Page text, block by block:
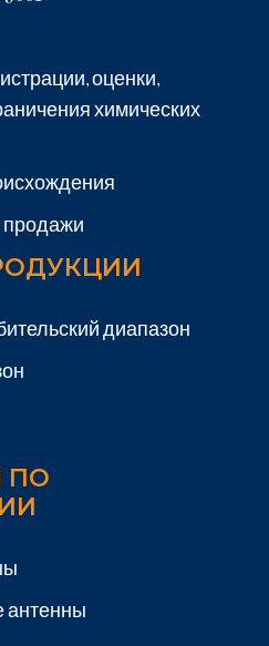
оценки,
химических
диапазон
ПО
антенны